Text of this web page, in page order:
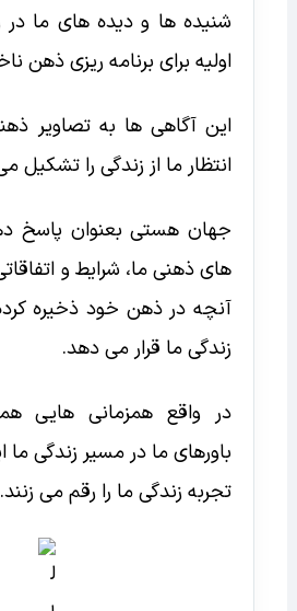
شنیده ها و دیده های ما در
اولیه برای برنامه ریزی ذهن
این آگاهی ها به تصاویر
انتظار ما از زندگی را تشکیل
جهان هستی بعنوان پاسخ
های ذهنی ما، شرایط و
آنچه در ذهن خود ذخیره
زندگی ما قرار می دهد.
در واقع همزمانی هایی
باورهای ما در مسیر زندگی
تجربه زندگی ما را رقم می زنند.